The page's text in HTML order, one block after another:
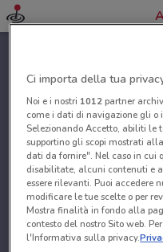
Ci importa della tua
Noi e i nostri 1012partner
come i dati di navigazione gli o
Selezionando Accetto, abiliti
supportino gli scopi mostrati
dati da fornire". Nel caso in cui
disabilitate, alcuni contenuti e
essere rilevanti. Puoi accedere
modificare le tue scelte o per
Mostra finalità in fondo alla
contesto del nostro Sito web.
l'Informativa sulla privacy.